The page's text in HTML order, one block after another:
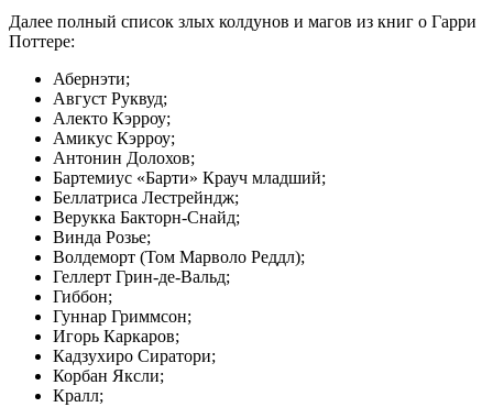
Далее полный список злых колдунов и магов из книг о Гарри
Поттере:
Абернэти;
Август Руквуд;
Алекто Кэрроу;
Амикус Кэрроу;
Антонин Долохов;
Бартемиус «Барти» Крауч младший;
Беллатриса Лестрейндж;
Верукка Бакторн-Снайд;
Винда Розье;
Волдеморт (Том Марволо Реддл);
Геллерт Грин-де-Вальд;
Гиббон;
Гуннар Гриммсон;
Игорь Каркаров;
Кадзухиро Сиратори;
Корбан Яксли;
Кралл;